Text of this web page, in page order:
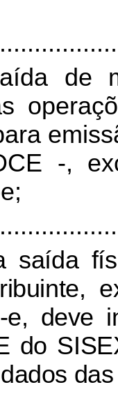
de
-,
saída
e, deve
do